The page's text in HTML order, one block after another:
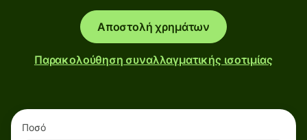
Αποστολή χρημάτων
Παρακολούθηση συναλλαγματικής ισοτιμίας
Ποσό